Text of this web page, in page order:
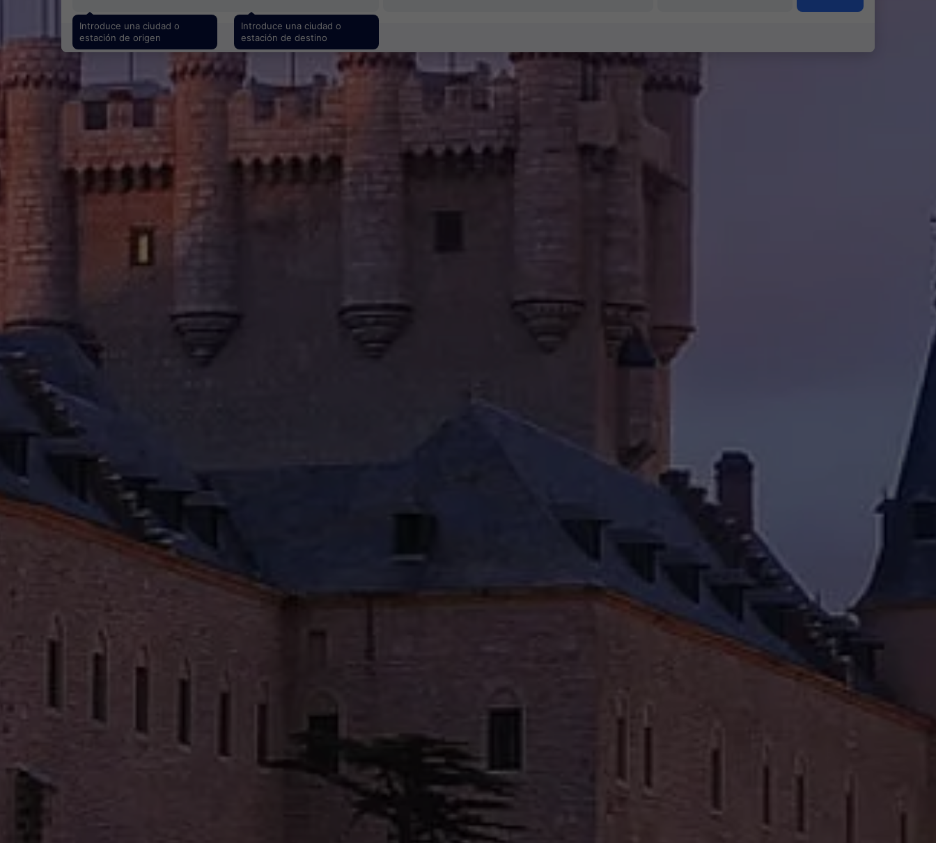
Introduce una ciudad o
estación de origen
Introduce una ciudad o
estación de destino